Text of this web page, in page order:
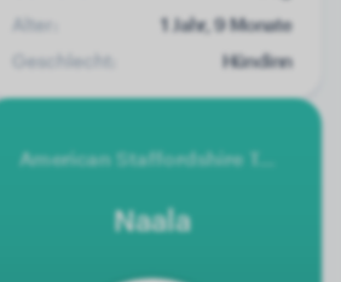
Alter:
1 Jahr, 9 Monate
Geschlecht:
Hündinn
Naala